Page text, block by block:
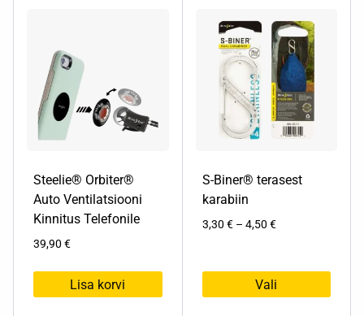
Steelie® Orbiter®
Auto Ventilatsiooni
Kinnitus Telefonile
39,90 €
Lisa korvi
S-Biner® terasest
karabiin
3,30 € – 4,50 €Hinnavahemik:
4,50 €
Vali